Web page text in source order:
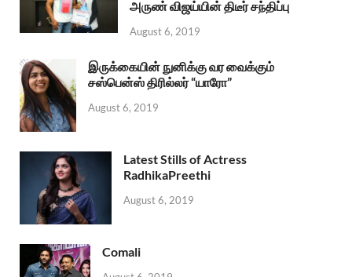
அருண் விஜய்யின் திடீர் சந்திப்பு
August 6, 2019
இருக்கையின் நுனிக்கு வர வைக்கும்
சஸ்பென்ஸ் திரில்லர் “யாரோ”
August 6, 2019
Latest Stills of Actress
RadhikaPreethi
August 6, 2019
Comali